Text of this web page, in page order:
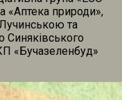
«Аптека природи»,
Лучинською та
Синяківського
«Бучазеленбуд»